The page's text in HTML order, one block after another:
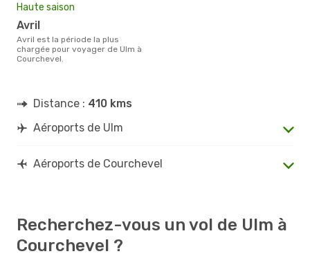
Haute saison
avril
avril est la période la plus
chargée pour voyager de Ulm à
Courchevel.
Distance : 410 kms
Aéroports de Ulm
Aéroports de Courchevel
Recherchez-vous un vol de Ulm à
Courchevel ?